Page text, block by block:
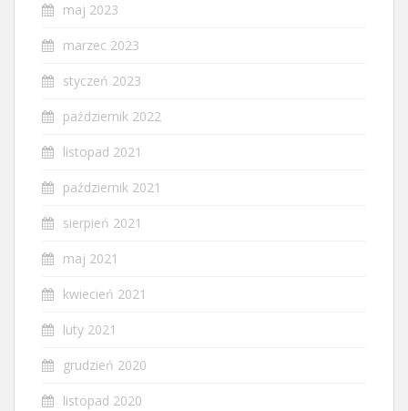
maj 2023
marzec 2023
styczeń 2023
październik 2022
listopad 2021
październik 2021
sierpień 2021
maj 2021
kwiecień 2021
luty 2021
grudzień 2020
listopad 2020